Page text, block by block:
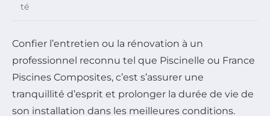
té
Confier l’entretien ou la rénovation à un
professionnel reconnu tel que Piscinelle ou France
Piscines Composites, c’est s’assurer une
tranquillité d’esprit et prolonger la durée de vie de
son installation dans les meilleures conditions.